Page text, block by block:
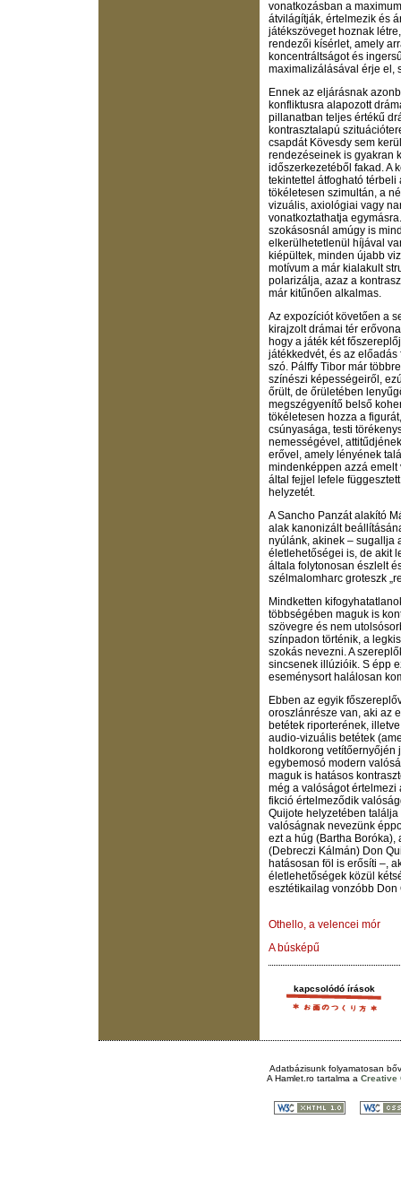
vonatkozásban a
átvilágítják, értelmezik és
játékszöveget hoznak
rendezői kísérlet, amely
koncentráltságot és
maximalizálásával érje el,
Ennek az eljárásnak
konfliktusra alapozott
pillanatban teljes értékű
kontrasztalapú
csapdát Kövesdy sem
rendezéseinek is gyakran
időszerkezetéből fakad. A
tekintettel átfogható
tökéletesen szimultán, a
vizuális, axiológiai vagy
vonatkoztathatja
szokásosnál amúgy is
elkerülhetetlenül híjával
kiépültek, minden újabb
motívum a már kialakult
polarizálja, azaz a
már kitűnően alkalmas.
Az expozíciót követően a
kirajzolt drámai tér
hogy a játék két
játékkedvét, és az
szó. Pálffy Tibor már
színészi képességeiről,
őrült, de őrületében
megszégyenítő belső
tökéletesen hozza a
csúnyasága, testi
nemességével,
erővel, amely lényének
mindenképpen azzá emelt
által fejjel lefele
helyzetét.
A Sancho Panzát alakító
alak kanonizált
nyúlánk, akinek – sugallja
életlehetőségei is, de akit
általa folytonosan észlelt
szélmalomharc groteszk
Mindketten
többségében maguk is
szövegre és nem
színpadon történik, a
szokás nevezni. A
sincsenek illúzióik. S épp
eseménysort halálosan
Ebben az egyik
oroszlánrésze van, aki az
betétek riporterének,
audio-vizuális betétek
holdkorong vetítőernyőjén
egybemosó modern
maguk is hatásos
még a valóságot értelmezi
fikció értelmeződik
Quijote helyzetében
valóságnak nevezünk
ezt a húg (Bartha Boróka),
(Debreczi Kálmán) Don
hatásosan föl is erősíti –,
életlehetőségek közül
esztétikailag vonzóbb Don
Othello, a velencei mór
A búsképű
kapcsolódó írások
Adatbázisunk folyamatosan
A Hamlet.ro tartalma a Creative